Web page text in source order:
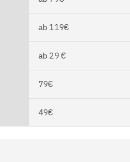
ab 119€
ab 29 €
79€
49€